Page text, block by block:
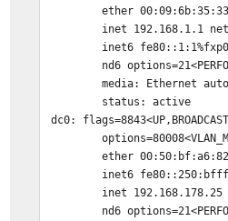
ether
inet 192.168.1.1
inet6
nd6
media: Ethernet
status: active
dc0:
ether
inet6
inet
nd6